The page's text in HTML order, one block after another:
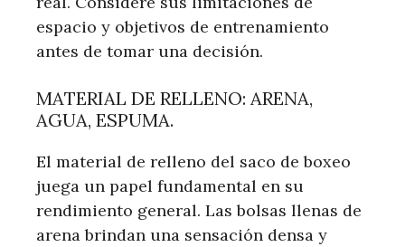
espacio y objetivos de entrenamiento
antes de tomar una decisión.
MATERIAL DE RELLENO: ARENA,
AGUA, ESPUMA.
El material de relleno del saco de boxeo
juega un papel fundamental en su
rendimiento general. Las bolsas llenas de
arena brindan una sensación densa y